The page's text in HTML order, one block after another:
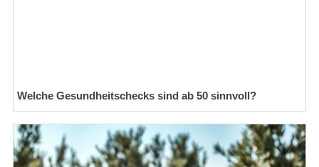
Welche Gesundheitschecks sind ab 50 sinnvoll?